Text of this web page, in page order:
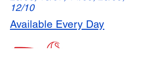
12/10
Available Every Day